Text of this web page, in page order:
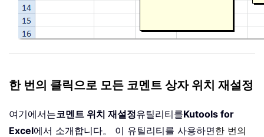
한 번의 클릭으로 모든 코멘트 상자 위치 재설정
여기에서는코멘트 위치 재설정유틸리티를Kutools for
Excel에서 소개합니다。 이 유틸리티를 사용하면한 번의